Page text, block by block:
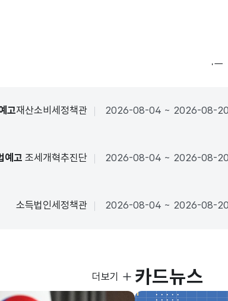
고재산소비세정책관 2026-08-04 ~ 2026-08-20
예고 조세개혁추진단 2026-08-04 ~ 2026-08-20
소득법인세정책관 2026-08-04 ~ 2026-08-20
더보
사진뉴스
더보기 카드뉴스